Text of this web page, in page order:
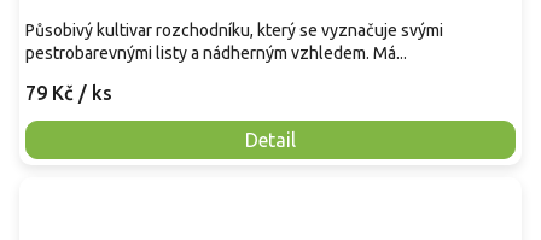
79 Kč / ks
Detail
Působivý kultivar rozchodníku, který se vyznačuje svými
pestrobarevnými listy a nádherným vzhledem. Má...